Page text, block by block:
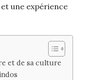
une expérience
et de sa culture